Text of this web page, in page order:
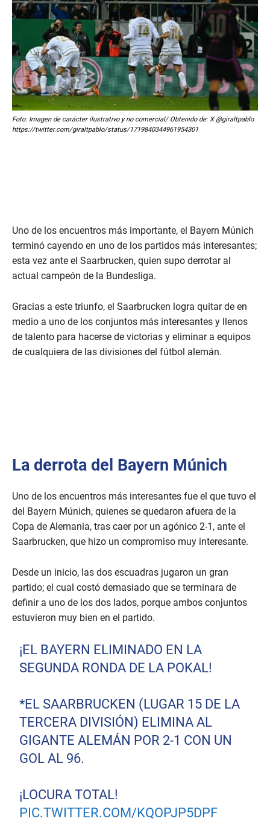
Foto: Imagen de carácter ilustrativo y no comercial/ Obtenido de: X @giraltpablo
https://twitter.com/giraltpablo/status/1719840344961954301
Uno de los encuentros más importante, el Bayern Múnich
terminó cayendo en uno de los partidos más interesantes;
esta vez ante el Saarbrucken, quien supo derrotar al
actual campeón de la Bundesliga.
Gracias a este triunfo, el Saarbrucken logra quitar de en
medio a uno de los conjuntos más interesantes y llenos
de talento para hacerse de victorias y eliminar a equipos
de cualquiera de las divisiones del fútbol alemán.
La derrota del Bayern Múnich
Uno de los encuentros más interesantes fue el que tuvo el
del Bayern Múnich, quienes se quedaron afuera de la
Copa de Alemania, tras caer por un agónico 2-1, ante el
Saarbrucken, que hizo un compromiso muy interesante.
Desde un inicio, las dos escuadras jugaron un gran
partido; el cual costó demasiado que se terminara de
definir a uno de los dos lados, porque ambos conjuntos
estuvieron muy bien en el partido.
¡EL BAYERN ELIMINADO EN LA
SEGUNDA RONDA DE LA POKAL!
*EL SAARBRUCKEN (LUGAR 15 DE LA
TERCERA DIVISIÓN) ELIMINA AL
GIGANTE ALEMÁN POR 2-1 CON UN
GOL AL 96.
¡LOCURA TOTAL!
PIC.TWITTER.COM/KQOPJP5DPF